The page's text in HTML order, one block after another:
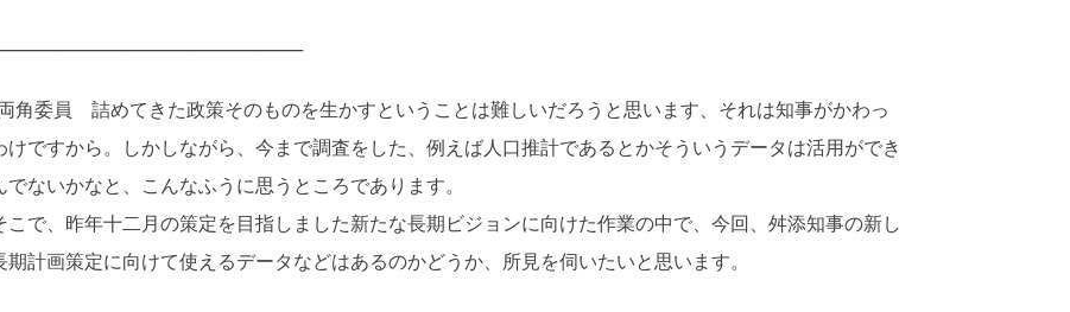
委員 詰めてきた政策そのものを生かすということは難しいだろうと思います、それは知事がかわっ
けですから。しかしながら、今まで調査をした、例えば人口推計であるとかそういうデータは活用ができ
でないかなと、こんなふうに思うところであります。
で、昨年十二月の策定を目指しました新たな長期ビジョンに向けた作業の中で、今回、舛添知事の新し
期計画策定に向けて使えるデータなどはあるのかどうか、所見を伺いたいと思います。